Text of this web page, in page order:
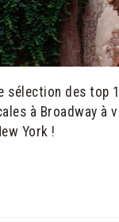
sélection des top
à Broadway à
York !